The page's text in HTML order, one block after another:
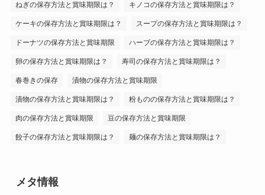
ねぎの保存方法と賞味期限は？ キノコの保存方法と賞味期限は？
ケーキの保存方法と賞味期限は？ スープの保存方法と賞味期限は？
ドーナツの保存方法と賞味期限 ハーブの保存方法と賞味期限は？
卵の保存方法と賞味期限は？ 寿司の保存方法と賞味期限は？
春巻きの保存 漬物の保存方法と賞味期限
漬物の保存方法と賞味期限は？ 粉ものの保存方法と賞味期限は？
肉の保存方法と賞味期限 豆の保存方法と賞味期限
餃子の保存方法と賞味期限は？ 麺の保存方法と賞味期限は？
メタ情報